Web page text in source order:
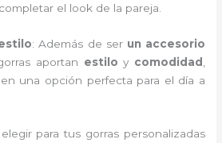
el look de la pareja.
: Además de ser un accesorio
aportan estilo y comodidad
una opción perfecta para el día a
para tus gorras personalizadas